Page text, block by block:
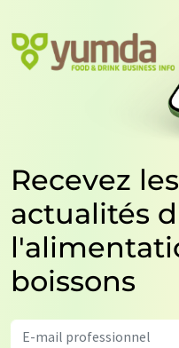
Recevez
actualités
boissons